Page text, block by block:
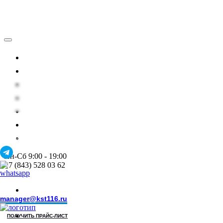
технических и медицинских газов
manager@kst116.ru
ПОЛУЧИТЬ ПРАЙС-ЛИСТ
Пн-Сб 9:00 - 19:00
+7 (843) 528 03 62